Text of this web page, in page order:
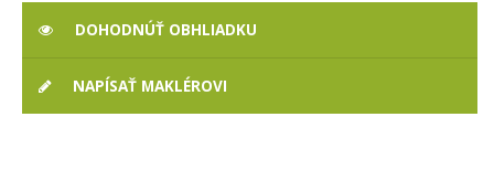
DOHODNÚŤ OBHLIADKU
NAPÍSAŤ MAKLÉROVI